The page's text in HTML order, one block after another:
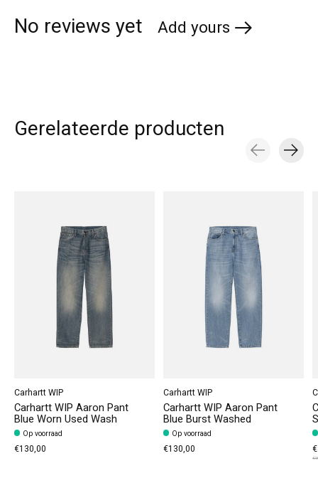
No reviews yet Add yours
Gerelateerde producten
Carhartt WIP
Carhartt WIP Aaron Pant
Blue Worn Used Wash
Op voorraad
€130,00
Carhartt WIP
Carhartt WIP Aaron Pant
Blue Burst Washed
Op voorraad
€130,00